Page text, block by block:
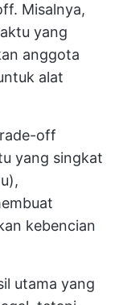
Misalnya,
yang
anggota
alat
off
yang singkat
kebencian
utama yang